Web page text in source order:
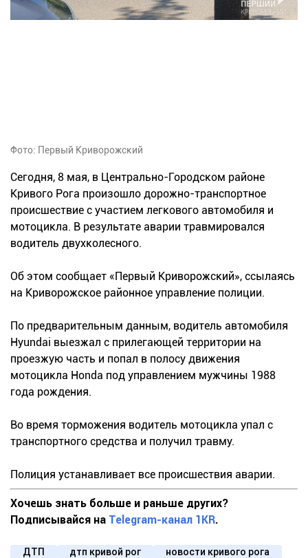
Фото: Первый Криворожский
Сегодня, 8 мая, в Центрально-Городском районе
Кривого Рога произошло дорожно-транспортное
происшествие с участием легкового автомобиля и
мотоцикла. В результате аварии травмировался
водитель двухколесного.
Об этом сообщает «Первый Криворожский», ссылаясь
на Криворожское районное управление полиции.
По предварительным данным, водитель автомобиля
Hyundai выезжал с прилегающей территории на
проезжую часть и попал в полосу движения
мотоцикла Honda под управлением мужчины 1988
года рождения.
Во время торможения водитель мотоцикла упал с
транспортного средства и получил травму.
Полиция устанавливает все происшествия аварии.
Хочешь знать больше и раньше других?
Подписывайся на Telegram-канал 1KR.
ДТП дтп кривой рог
новости кривого рога